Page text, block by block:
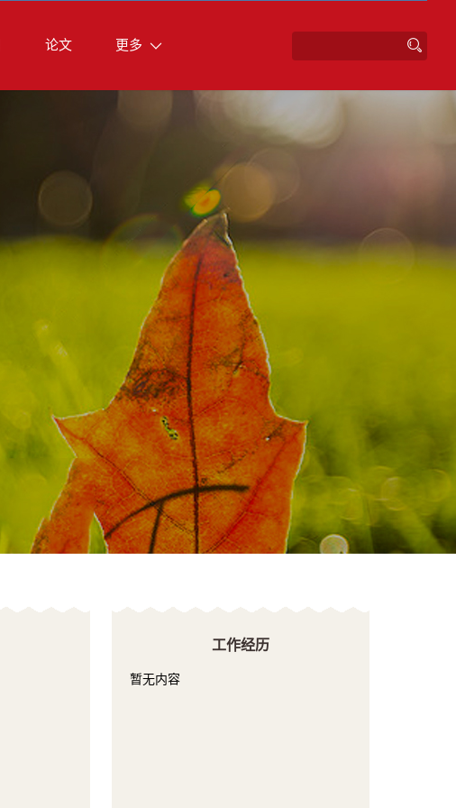
论文 更多
工作经历
暂无内容